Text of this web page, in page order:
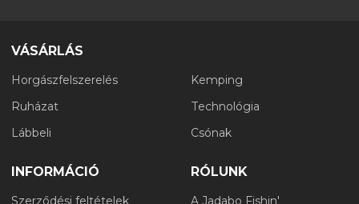
VÁSÁRLÁS
Horgászfelszerelés
Ruházat
Lábbeli
Kemping
Technológia
Csónak
INFORMÁCIÓ
Szerződési feltételek
RÓLUNK
A Jadabo Fishin'